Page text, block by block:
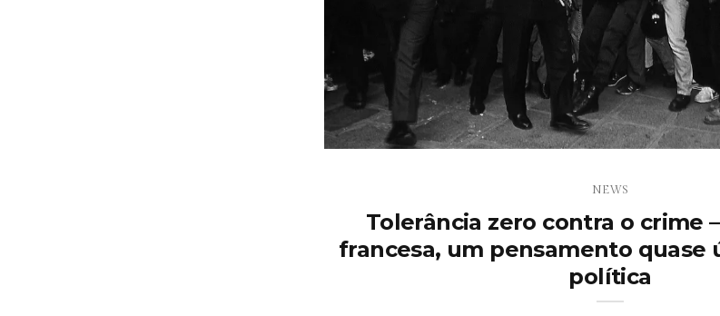
NEWS
Tolerância zero contra o crime
francesa, um pensamento quase
política